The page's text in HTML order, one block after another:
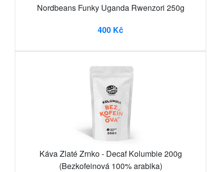
Nordbeans Funky Uganda Rwenzori 250g
400 Kč
Káva Zlaté Zrnko - Decaf Kolumbie 200g
(Bezkofeinová 100% arabika)